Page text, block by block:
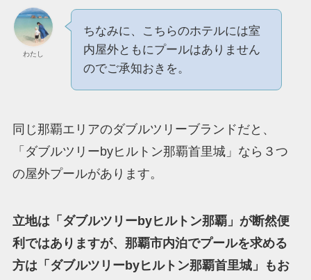
わたし
ちなみに、こちらのホテルには室
内屋外ともにプールはありません
のでご承知おきを。
同じ那覇エリアのダブルツリーブランドだと、
「ダブルツリーbyヒルトン那覇首里城」なら３つ
の屋外プールがあります。
立地は「ダブルツリーbyヒルトン那覇」が断然便
利ではありますが、那覇市内泊でプールを求める
方は「ダブルツリーbyヒルトン那覇首里城」もお